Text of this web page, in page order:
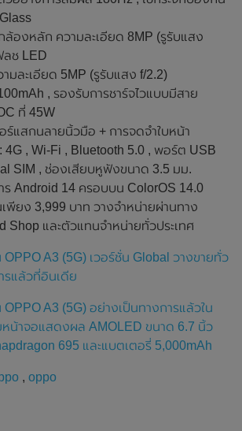
องหลัก ความละเอียด 8MP (รูรับแสง
ลช LED
มละเอียด 5MP (รูรับแสง f/2.2)
, รองรับการชาร์จไวแบบมีสาย
ที่ 45W
ร์แสกนลายนิ้วมือ + การจดจำใบหน้า
4G , Wi-Fi , Bluetooth 5.0 , พอร์ต USB
SIM , ช่องเสียบหูฟังขนาด 3.5 มม.
ร Android 14 ครอบบน ColorOS 14.0
เพียง 3,999 บาท วางจำหน่ายผ่านทาง
Shop และตัวแทนจำหน่ายทั่วประเทศ
A3 (5G) เวอร์ชั่น Global วางขายทั่ว
รแล้วที่อินเดีย
A3 (5G) อย่างเป็นทางการแล้วใน
หน้าจอแสดงผล AMOLED ขนาด 6.7 นิ้ว
695 และแบตเตอรี่ 5,000mAh
, oppo